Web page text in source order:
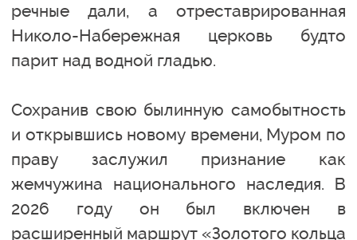
речные дали, а отреставрированная
Николо-Набережная церковь будто
парит над водной гладью.
Сохранив свою былинную самобытность
и открывшись новому времени, Муром по
праву заслужил признание как
жемчужина национального наследия. В
2026 году он был включен в
расширенный маршрут «Золотого кольца